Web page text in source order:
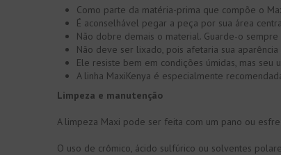
Como parte da matéria-prima que compõe o
É aconselhável pegar a peça por sua área
Não dobre demais o material. Guarde-o
Não deve ser lixado, pois afetaria sua
Ele resiste bem em condições úmidas, mas seu
A linha MaxiKenya é especialmente
Limpeza e manutenção
A limpeza Maxi pode ser feita com um pano ou
O uso de crômico, ácido sulfúrico ou solventes